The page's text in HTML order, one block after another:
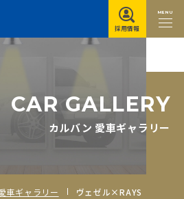
MENU
採用情報
CAR GALLERY
カルバン 愛車ギャラリー
車ギャラリー ヴェゼル×RAYS